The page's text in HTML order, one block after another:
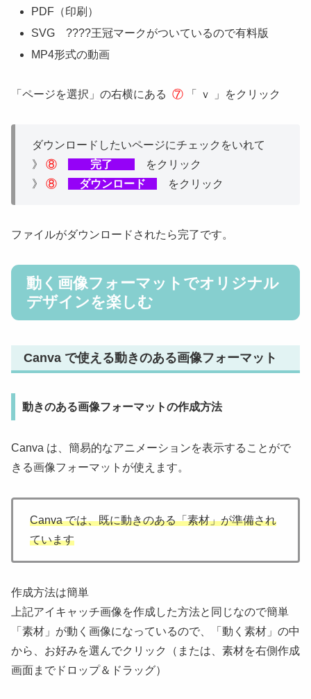
PDF（印刷）
SVG ????王冠マークがついているので有料版
MP4形式の動画
「ページを選択」の右横にある ⑦ 「 ｖ 」をクリック
ダウンロードしたいページにチェックをいれて
》 ⑧ 完了
をクリック
》 ⑧ ダウンロード をクリック
ファイルがダウンロードされたら完了です。
動く画像フォーマットでオリジナル
デザインを楽しむ
Canva で使える動きのある画像フォーマット
動きのある画像フォーマットの作成方法
Canva は、簡易的なアニメーションを表示することがで
きる画像フォーマットが使えます。
Canva では、既に動きのある「素材」が準備され
ています
作成方法は簡単
上記アイキャッチ画像を作成した方法と同じなので簡単
「素材」が動く画像になっているので、「動く素材」の中
から、お好みを選んでクリック（または、素材を右側作成
画面までドロップ＆ドラッグ）